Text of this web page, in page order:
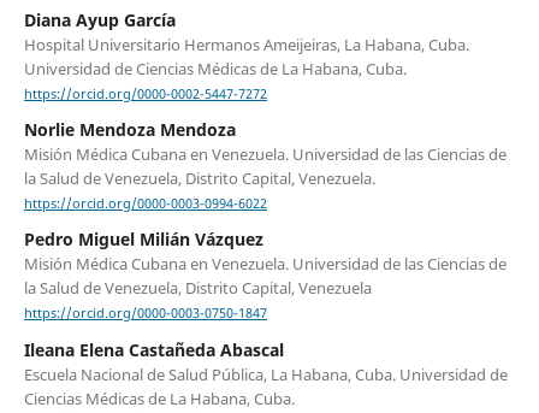
Diana Ayup García
Hospital Universitario Hermanos Ameijeiras, La Habana, Cuba.
Universidad de Ciencias Médicas de La Habana, Cuba.
https://orcid.org/0000-0002-5447-7272
Norlie Mendoza Mendoza
Misión Médica Cubana en Venezuela. Universidad de las Ciencias de
la Salud de Venezuela, Distrito Capital, Venezuela.
https://orcid.org/0000-0003-0994-6022
Pedro Miguel Milián Vázquez
Misión Médica Cubana en Venezuela. Universidad de las Ciencias de
la Salud de Venezuela, Distrito Capital, Venezuela
https://orcid.org/0000-0003-0750-1847
Ileana Elena Castañeda Abascal
Escuela Nacional de Salud Pública, La Habana, Cuba. Universidad de
Ciencias Médicas de La Habana, Cuba.